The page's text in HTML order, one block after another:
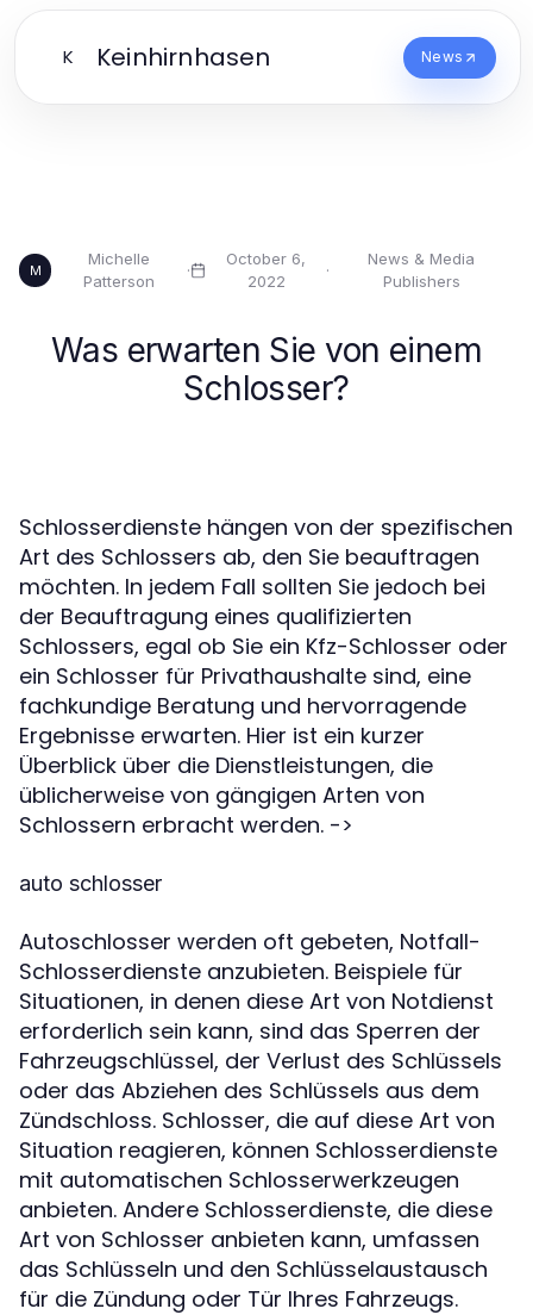
K Keinhirnhasen News
M
Michelle
Patterson
·
October 6,
2022
·
News & Media
Publishers
Was erwarten Sie von einem
Schlosser?
Schlosserdienste hängen von der spezifischen
Art des Schlossers ab, den Sie beauftragen
möchten. In jedem Fall sollten Sie jedoch bei
der Beauftragung eines qualifizierten
Schlossers, egal ob Sie ein Kfz-Schlosser oder
ein Schlosser für Privathaushalte sind, eine
fachkundige Beratung und hervorragende
Ergebnisse erwarten. Hier ist ein kurzer
Überblick über die Dienstleistungen, die
üblicherweise von gängigen Arten von
Schlossern erbracht werden. ->
auto schlosser
Autoschlosser werden oft gebeten, Notfall-
Schlosserdienste anzubieten. Beispiele für
Situationen, in denen diese Art von Notdienst
erforderlich sein kann, sind das Sperren der
Fahrzeugschlüssel, der Verlust des Schlüssels
oder das Abziehen des Schlüssels aus dem
Zündschloss. Schlosser, die auf diese Art von
Situation reagieren, können Schlosserdienste
mit automatischen Schlosserwerkzeugen
anbieten. Andere Schlosserdienste, die diese
Art von Schlosser anbieten kann, umfassen
das Schlüsseln und den Schlüsselaustausch
für die Zündung oder Tür Ihres Fahrzeugs.